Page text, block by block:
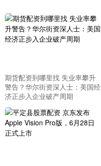
期货配资到哪里找 失业率攀升
警告？华尔街资深人士：美国经
济正步入企业破产周期